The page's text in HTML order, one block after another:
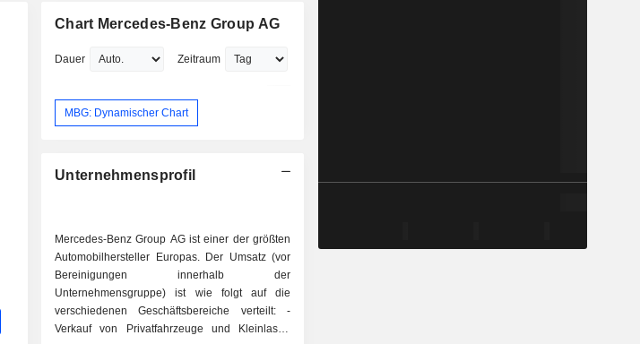
Chart Mercedes-Benz Group AG
Dauer Zeitraum
MBG: Dynamischer Chart
Unternehmensprofil
Mercedes-Benz Group AG ist einer der größten
Automobilhersteller Europas. Der Umsatz (vor
Bereinigungen innerhalb der
Unternehmensgruppe) ist wie folgt auf die
verschiedenen Geschäftsbereiche verteilt: -
Verkauf von Privatfahrzeuge und Kleinlaster